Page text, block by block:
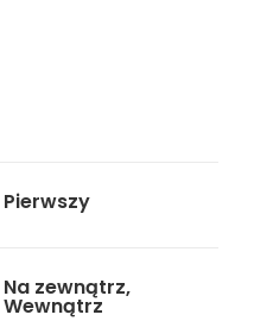
Pierwszy
Na zewnątrz,
Wewnątrz